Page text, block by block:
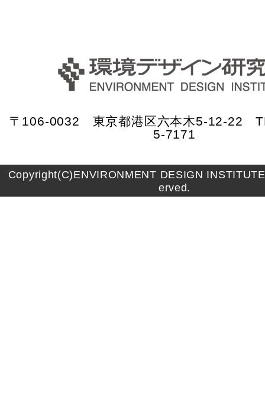
〒106-0032 東京都港区六本木5-12-22
5-7171
Copyright(C)ENVIRONMENT DESIGN
erved.